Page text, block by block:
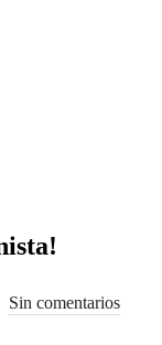
Sin comentarios